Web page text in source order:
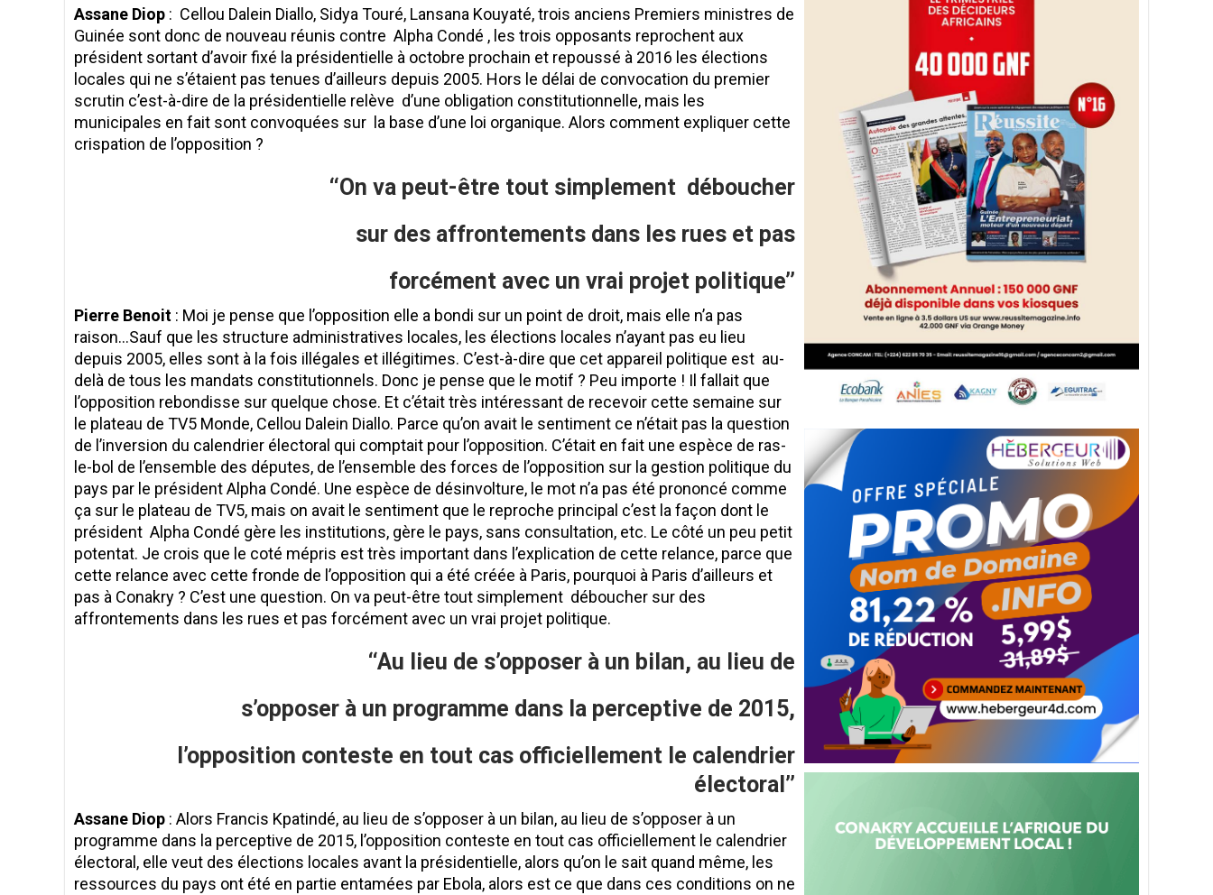
Assane Diop : Cellou Dalein Diallo, Sidya Touré, Lansana Kouyaté, trois anciens Premiers ministres de
Guinée sont donc de nouveau réunis contre Alpha Condé , les trois opposants reprochent aux
président sortant d’avoir fixé la présidentielle à octobre prochain et repoussé à 2016 les élections
locales qui ne s’étaient pas tenues d’ailleurs depuis 2005. Hors le délai de convocation du premier
scrutin c’est-à-dire de la présidentielle relève d’une obligation constitutionnelle, mais les
municipales en fait sont convoquées sur la base d’une loi organique. Alors comment expliquer cette
crispation de l’opposition ?
‘‘On va peut-être tout simplement déboucher
sur des affrontements dans les rues et pas
forcément avec un vrai projet politique’’
Pierre Benoit : Moi je pense que l’opposition elle a bondi sur un point de droit, mais elle n’a pas
raison…Sauf que les structure administratives locales, les élections locales n’ayant pas eu lieu
depuis 2005, elles sont à la fois illégales et illégitimes. C’est-à-dire que cet appareil politique est au-
delà de tous les mandats constitutionnels. Donc je pense que le motif ? Peu importe ! Il fallait que
l’opposition rebondisse sur quelque chose. Et c’était très intéressant de recevoir cette semaine sur
le plateau de TV5 Monde, Cellou Dalein Diallo. Parce qu’on avait le sentiment ce n’était pas la question
de l’inversion du calendrier électoral qui comptait pour l’opposition. C’était en fait une espèce de ras-
le-bol de l’ensemble des députes, de l’ensemble des forces de l’opposition sur la gestion politique du
pays par le président Alpha Condé. Une espèce de désinvolture, le mot n’a pas été prononcé comme
ça sur le plateau de TV5, mais on avait le sentiment que le reproche principal c’est la façon dont le
président Alpha Condé gère les institutions, gère le pays, sans consultation, etc. Le côté un peu petit
potentat. Je crois que le coté mépris est très important dans l’explication de cette relance, parce que
cette relance avec cette fronde de l’opposition qui a été créée à Paris, pourquoi à Paris d’ailleurs et
pas à Conakry ? C’est une question. On va peut-être tout simplement déboucher sur des
affrontements dans les rues et pas forcément avec un vrai projet politique.
‘‘Au lieu de s’opposer à un bilan, au lieu de
s’opposer à un programme dans la perceptive de 2015,
l’opposition conteste en tout cas officiellement le calendrier
électoral’’
Assane Diop : Alors Francis Kpatindé, au lieu de s’opposer à un bilan, au lieu de s’opposer à un
programme dans la perceptive de 2015, l’opposition conteste en tout cas officiellement le calendrier
électoral, elle veut des élections locales avant la présidentielle, alors qu’on le sait quand même, les
ressources du pays ont été en partie entamées par Ebola, alors est ce que dans ces conditions on ne